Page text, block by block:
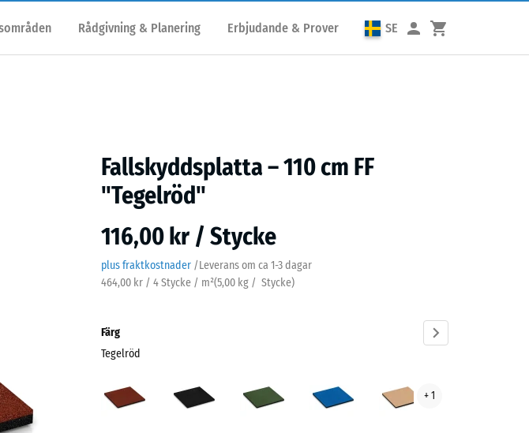
Rådgivning & Planering Erbjudande & Prover SE
Fallskyddsplatta – 110 cm FF
"Tegelröd"
116,00 kr / Stycke
plus fraktkostnader /Leverans om ca 1-3 dagar
464,00 kr / 4 Stycke / m²(5,00 kg / Stycke)
Färg
Tegelröd
(active)
+ 1